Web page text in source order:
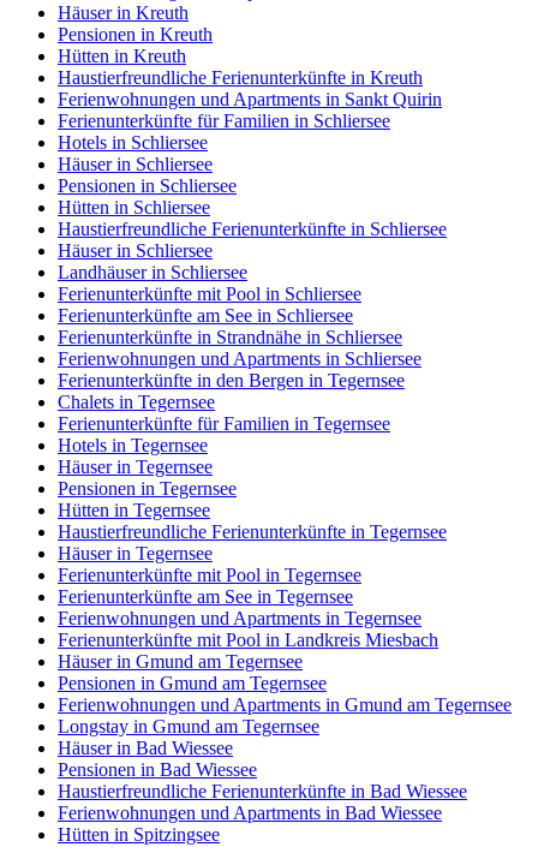
Häuser in Kreuth
Pensionen in Kreuth
Hütten in Kreuth
Haustierfreundliche Ferienunterkünfte in Kreuth
Ferienwohnungen und Apartments in Sankt Quirin
Ferienunterkünfte für Familien in Schliersee
Hotels in Schliersee
Häuser in Schliersee
Pensionen in Schliersee
Hütten in Schliersee
Haustierfreundliche Ferienunterkünfte in Schliersee
Häuser in Schliersee
Landhäuser in Schliersee
Ferienunterkünfte mit Pool in Schliersee
Ferienunterkünfte am See in Schliersee
Ferienunterkünfte in Strandnähe in Schliersee
Ferienwohnungen und Apartments in Schliersee
Ferienunterkünfte in den Bergen in Tegernsee
Chalets in Tegernsee
Ferienunterkünfte für Familien in Tegernsee
Hotels in Tegernsee
Häuser in Tegernsee
Pensionen in Tegernsee
Hütten in Tegernsee
Haustierfreundliche Ferienunterkünfte in Tegernsee
Häuser in Tegernsee
Ferienunterkünfte mit Pool in Tegernsee
Ferienunterkünfte am See in Tegernsee
Ferienwohnungen und Apartments in Tegernsee
Ferienunterkünfte mit Pool in Landkreis Miesbach
Häuser in Gmund am Tegernsee
Pensionen in Gmund am Tegernsee
Ferienwohnungen und Apartments in Gmund am Tegernsee
Longstay in Gmund am Tegernsee
Häuser in Bad Wiessee
Pensionen in Bad Wiessee
Haustierfreundliche Ferienunterkünfte in Bad Wiessee
Ferienwohnungen und Apartments in Bad Wiessee
Hütten in Spitzingsee